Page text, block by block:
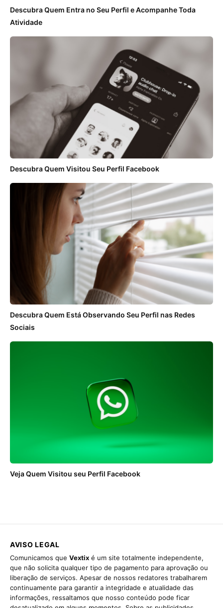
Descubra Quem Entra no Seu Perfil e Acompanhe Toda
Atividade
Descubra Quem Visitou Seu Perfil Facebook
Descubra Quem Está Observando Seu Perfil nas Redes
Sociais
Veja Quem Visitou seu Perfil Facebook
AVISO LEGAL
Comunicamos que Vextix é um site totalmente independente,
que não solicita qualquer tipo de pagamento para aprovação ou
liberação de serviços. Apesar de nossos redatores trabalharem
continuamente para garantir a integridade e atualidade das
informações, ressaltamos que nosso conteúdo pode ficar